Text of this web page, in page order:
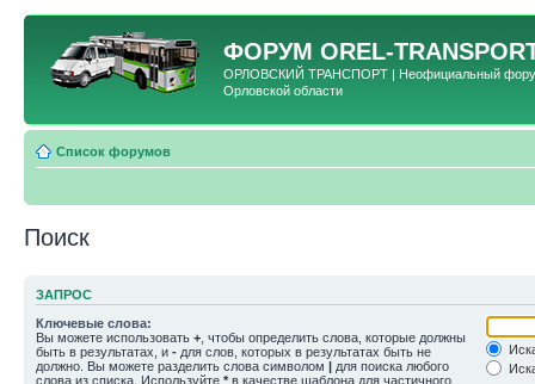
ФОРУМ OREL-
ОРЛОВСКИЙ ТРАНСПОРТ | Неофициальный форум
Орловской области
Список форумов
Поиск
ЗАПРОС
Ключевые слова:
Вы можете использовать + , чтобы определить слова, которые должны
быть в результатах, и - для слов, которых в результатах быть не
должно. Вы можете разделить слова символом | для поиска любого
слова из списка. Используйте * в качестве шаблона для частичного